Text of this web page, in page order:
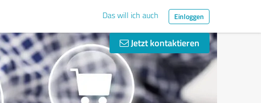
Das will ich auch Einloggen
Jetzt kontaktieren